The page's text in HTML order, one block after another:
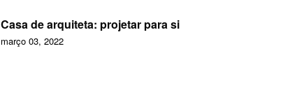
Casa de arquiteta: projetar para si
março 03, 2022